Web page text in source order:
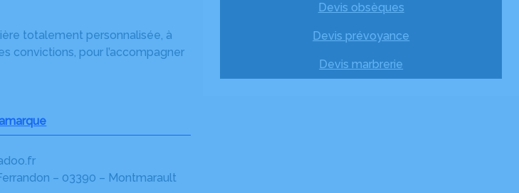
totalement personnalisée, à
convictions, pour l’accompagner
Devis obsèques
Devis prévoyance
Devis marbrerie
– 03390 – Montmarault